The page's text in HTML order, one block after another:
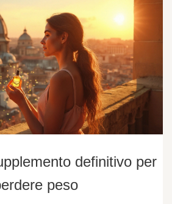
definitivo per
peso